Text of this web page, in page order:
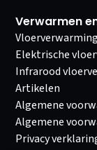
Verwarmen
Vloerverwarming
Elektrische
Infrarood
Artikelen
Algemene
Algemene
Privacy